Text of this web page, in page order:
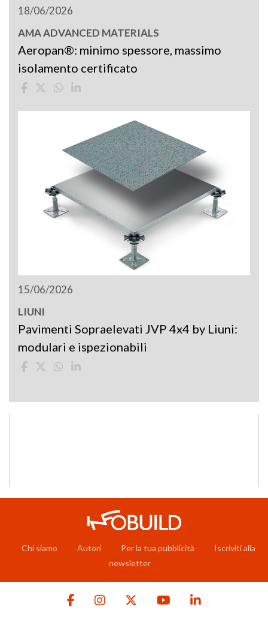
18/06/2026
AMA ADVANCED MATERIALS
Aeropan®: minimo spessore, massimo
isolamento certificato
15/06/2026
LIUNI
Pavimenti Sopraelevati JVP 4x4 by Liuni:
modulari e ispezionabili
Chi siamo Autori Per la tua pubblicità
Iscriviti alla
newsletter